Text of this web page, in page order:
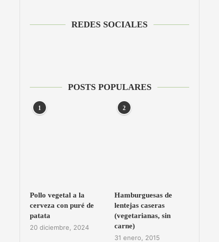
REDES SOCIALES
POSTS POPULARES
1
Pollo vegetal a la
cerveza con puré de
patata
20 diciembre, 2024
2
Hamburguesas de
lentejas caseras
(vegetarianas, sin
carne)
31 enero, 2015